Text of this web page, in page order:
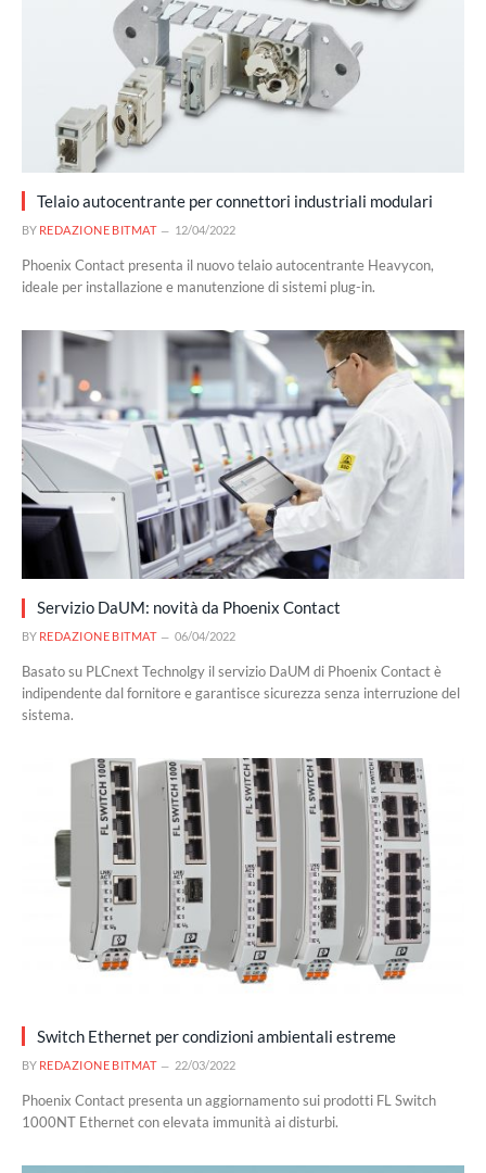
Telaio autocentrante per connettori industriali modulari
BY REDAZIONE BITMAT 12/04/2022
Phoenix Contact presenta il nuovo telaio autocentrante Heavycon,
ideale per installazione e manutenzione di sistemi plug-in.
Servizio DaUM: novità da Phoenix Contact
BY REDAZIONE BITMAT 06/04/2022
Basato su PLCnext Technolgy il servizio DaUM di Phoenix Contact è
indipendente dal fornitore e garantisce sicurezza senza interruzione del
sistema.
Switch Ethernet per condizioni ambientali estreme
BY REDAZIONE BITMAT 22/03/2022
Phoenix Contact presenta un aggiornamento sui prodotti FL Switch
1000NT Ethernet con elevata immunità ai disturbi.